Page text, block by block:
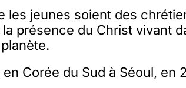
les jeunes soient des
présence du Christ vivant
Corée du Sud à Séoul, en